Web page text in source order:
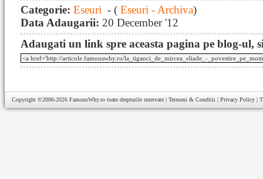
Categorie: Eseuri - ( Eseuri - Archiva)
Data Adaugarii: 20 December '12
Adaugati un link spre aceasta pagina pe blog-ul,
Copyright ©2006-2026 FamousWhy.ro toate drepturile rezervate | Termeni & Conditii | Privacy Policy |